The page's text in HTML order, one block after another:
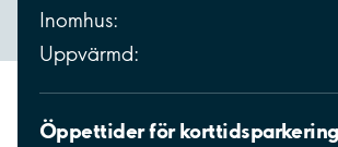
Inomhus:
Uppvärmd:
Öppettider för korttidsparkering